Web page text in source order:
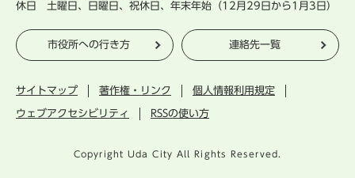
休日 土曜日、日曜日、祝休日、年末年始（12月29日から1月3日）
市役所への行き方 連絡先一覧
サイトマップ 著作権・リンク 個人情報利用規定
ウェブアクセシビリティ RSSの使い方
Copyright Uda City All Rights Reserved.